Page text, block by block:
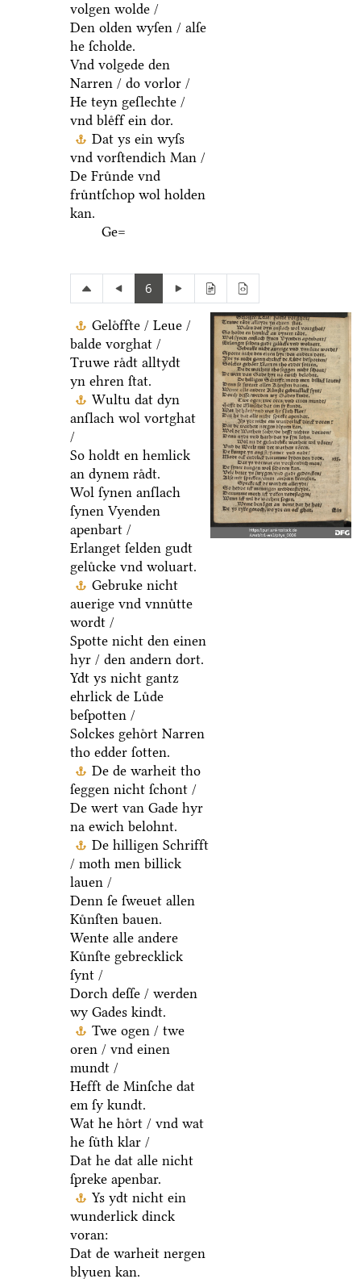
volgen wolde /
Den olden wyſen / alſe
he ſcholde.
Vnd volgede den
Narren / do vorlor /
He teyn geſlechte /
vnd bleͤff ein dor.
Dat ys ein wyſs
vnd vorſtendich Man /
De Fruͤnde vnd
fruͤntſchop wol holden
kan.
Ge=
6
Geloͤffte / Leue /
balde vorghat /
Truwe raͤdt alltydt
yn ehren ſtat.
Wultu dat dyn
anſlach wol vortghat
/
So holdt en hemlick
an dynem raͤdt.
Wol ſynen anſlach
ſynen Vyenden
apenbart /
Erlanget ſelden gudt
geluͤcke vnd woluart.
Gebruke nicht
auerige vnd vnnuͤtte
wordt /
Spotte nicht den einen
hyr / den andern dort.
Ydt ys nicht gantz
ehrlick de Luͤde
beſpotten /
Solckes gehoͤrt Narren
tho edder ſotten.
De de warheit tho
ſeggen nicht ſchont /
De wert van Gade hyr
na ewich belohnt.
De hilligen Schrifft
/ moth men billick
lauen /
Denn ſe ſweuet allen
Kuͤnſten bauen.
Wente alle andere
Kuͤnſte gebrecklick
ſynt /
Dorch deſſe / werden
wy Gades kindt.
Twe ogen / twe
oren / vnd einen
mundt /
Hefft de Minſche dat
em ſy kundt.
Wat he hoͤrt / vnd wat
he ſuͤth klar /
Dat he dat alle nicht
ſpreke apenbar.
Ys ydt nicht ein
wunderlick dinck
voran:
Dat de warheit nergen
blyuen kan.